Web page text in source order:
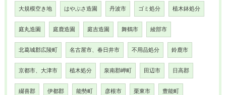
大規模空き地 はやぶさ造園 丹波市 ゴミ処分 植木鉢処分
庭丸造園 庭鹿造園 庭吉造園 舞鶴市 綾部市
北葛城郡広陵町 名古屋市、春日井市 不用品処分 鈴鹿市
京都市、大津市 植木処分 泉南郡岬町 田辺市 日高郡
綴喜郡 伊都郡 能勢町 彦根市 栗東市 豊能町